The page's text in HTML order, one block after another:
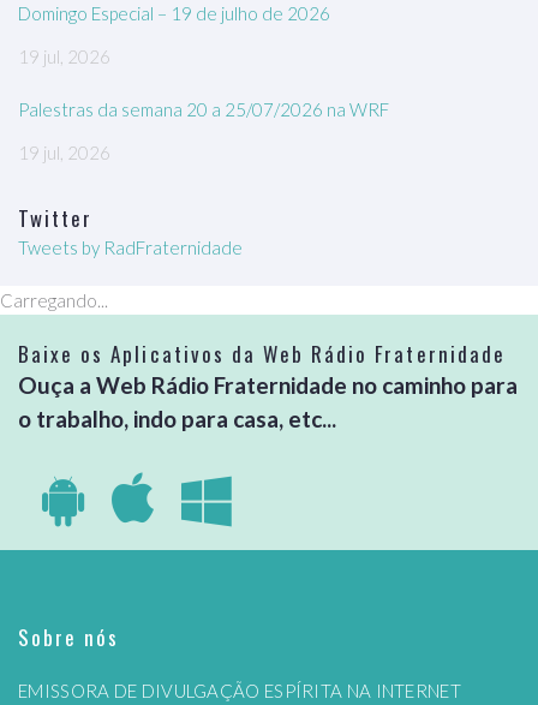
Domingo Especial – 19 de julho de 2026
19 jul, 2026
Palestras da semana 20 a 25/07/2026 na WRF
19 jul, 2026
Twitter
Tweets by RadFraternidade
Carregando...
Baixe os Aplicativos da Web Rádio Fraternidade
Ouça a Web Rádio Fraternidade no caminho para
o trabalho, indo para casa, etc...
Sobre nós
EMISSORA DE DIVULGAÇÃO ESPÍRITA NA INTERNET